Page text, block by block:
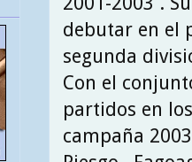
debutar en el
segunda
Con el
partidos en
campaña